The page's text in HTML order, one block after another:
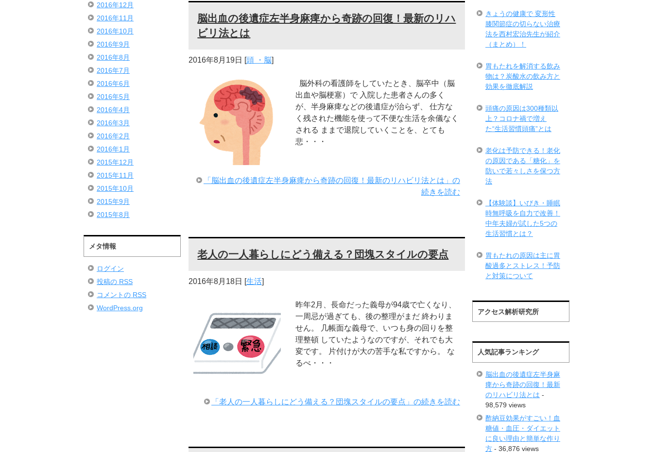
脳出血の後遺症左半身麻痺から奇跡の回復！最新のリハ
ビリ法とは
2016年8月19日 [頭 ・脳]
脳外科の看護師をしていたとき、脳卒中（脳
出血や脳梗塞）で 入院した患者さんの多く
が、半身麻痺などの後遺症が治らず、 仕方な
く残された機能を使って不便な生活を余儀なく
される ままで退院していくことを、とても
悲・・・
「脳出血の後遺症左半身麻痺から奇跡の回復！最新のリハビリ法とは」の
続きを読む
老人の一人暮らしにどう備える？団塊スタイルの要点
2016年8月18日 [生活]
昨年2月、長命だった義母が94歳で亡くなり、
一周忌が過ぎても、後の整理がまだ 終わりま
せん。 几帳面な義母で、いつも身の回りを整
理整頓 していたようなのですが、それでも大
変です。 片付けが大の苦手な私ですから。 な
るべ・・・
「老人の一人暮らしにどう備える？団塊スタイルの要点」の続きを読む
2016年12月
2016年11月
2016年10月
2016年9月
2016年8月
2016年7月
2016年6月
2016年5月
2016年4月
2016年3月
2016年2月
2016年1月
2015年12月
2015年11月
2015年10月
2015年9月
2015年8月
メタ情報
ログイン
投稿の RSS
コメントの RSS
WordPress.org
きょうの健康で 変形性
膝関節症の切らない治療
法を西村宏治先生が紹介
（まとめ）！
胃もたれを解消する飲み
物は？炭酸水の飲み方と
効果を徹底解説
頭痛の原因は300種類以
上？コロナ禍で増え
た“生活習慣頭痛”とは
老化は予防できる！老化
の原因である「糖化」を
防いで若々しさを保つ方
法
【体験談】いびき・睡眠
時無呼吸を自力で改善！
中年夫婦が試した5つの
生活習慣とは？
胃もたれの原因は主に胃
酸過多とストレス！予防
と対策について
アクセス解析研究所
人気記事ランキング
脳出血の後遺症左半身麻
痺から奇跡の回復！最新
のリハビリ法とは -
98,579 views
酢納豆効果がすごい！血
糖値・血圧・ダイエット
に良い理由と簡単な作り
方 - 36,876 views